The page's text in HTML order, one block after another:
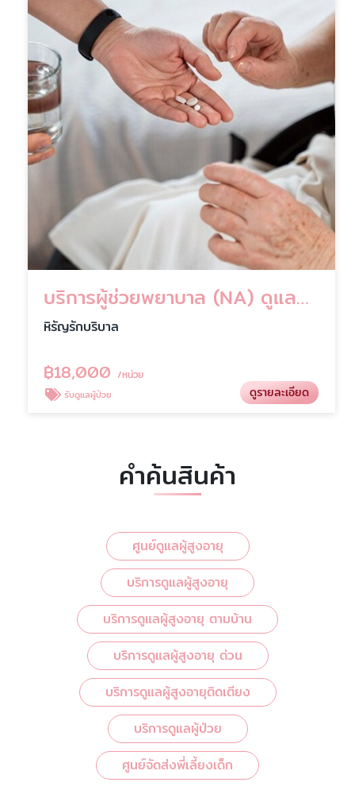
บริการผู้ช่วยพยาบาล (NA) ดูแลผู้ป่วยถึงบ้าน มาตรฐานโรงพยาบาล
หิรัญรักบริบาล
฿18,000 /หน่วย
รับดูแลผู้ป่วย ดูรายละเอียด
คำค้นสินค้า
ศูนย์ดูแลผู้สูงอายุ
บริการดูแลผู้สูงอายุ
บริการดูแลผู้สูงอายุ ตามบ้าน
บริการดูแลผู้สูงอายุ ด่วน
บริการดูแลผู้สูงอายุติดเตียง
บริการดูแลผู้ป่วย
ศูนย์จัดส่งพี่เลี้ยงเด็ก